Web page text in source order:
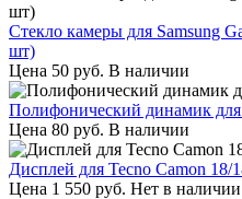
Стекло камеры для Samsung
шт)
Цена 50 руб. В наличии
Полифонический динамик
Цена 80 руб. В наличии
Дисплей для Tecno Camon 18/
Цена 1 550 руб. Нет в наличии